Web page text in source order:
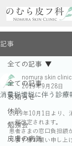
記事
全ての記事
お知らせ
休診
勉強会
皮膚の病気
全ての記事
消費税増税に伴う診療
nomura skin clinic
2019年9月28日
2019年10月1日より、
一部改定されます。
患者さまの窓口負担額
ります様お願い申し上